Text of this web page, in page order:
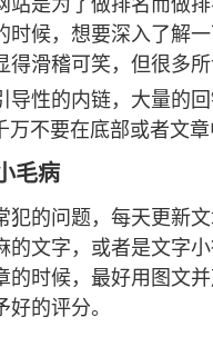
时候，想要深入了解
滑稽可笑，但很多
导性的内链，大量的
不要在底部或者文
毛病
犯的问题，每天更新
文字，或者是文字
的时候，最好用图文
的评分。